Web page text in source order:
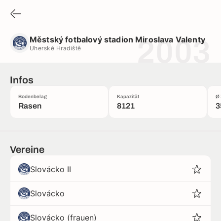
Městský fotbalový stadion Miroslava Valenty
Uherské Hradiště 2003
Infos
Bodenbelag
Rasen
Kapazität
8121
Ø
Vereine
Slovácko II
Slovácko
Slovácko (frauen)